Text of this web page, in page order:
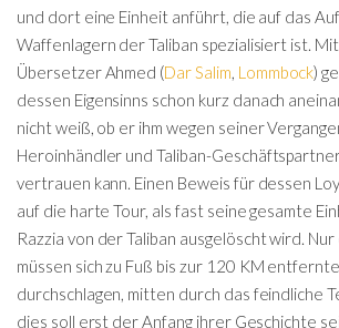
und dort eine Einheit anführt, die auf das
Waffenlagern der Taliban spezialisiert ist.
Übersetzer Ahmed (Dar Salim Lommbock)
dessen Eigensinns schon kurz danach
nicht weiß, ob er ihm wegen seiner
Heroinhändler und Taliban-
vertrauen kann. Einen Beweis für dessen
auf die harte Tour, als fast seine gesamte
Razzia von der Taliban ausgelöscht wird.
müssen sich zu Fuß bis zur 120 KM
durchschlagen, mitten durch das feindliche
dies soll erst der Anfang ihrer Geschichte